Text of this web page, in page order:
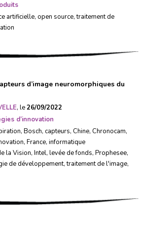
artificielle, open source,traitement de
d’image neuromorphiques du
, le26/09/2022
d’innovation
, Bosch, capteurs, Chine, Chronocam,
, France, informatique
la Vision, Intel, levée de fonds, Prophesee,
de développement,traitement de l'image,